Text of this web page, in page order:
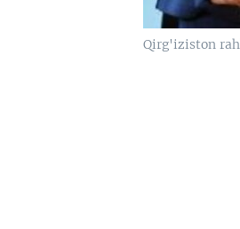
Qirg'iziston